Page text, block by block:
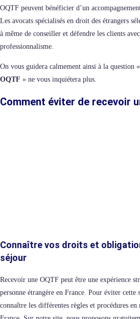
OQTF peuvent bénéficier d’un
Les avocats spécialisés en droit des étrangers
à même de conseiller et défendre les clients
professionnalisme.
On vous guidera calmement ainsi à la question «
OQTF » ne vous inquiétera plus.
Comment éviter de recevoir
Connaître vos droits et
séjour
Recevoir une OQTF peut être une expérience
personne étrangère en France. Pour éviter cette
connaître les différentes règles et procédures